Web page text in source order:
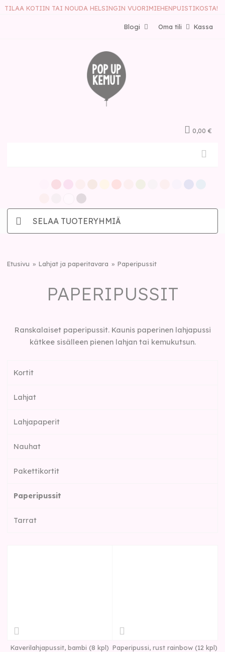
TILAA KOTIIN TAI NOUDA HELSINGIN VUORIMIEHENPUISTIKOSTA!
Kassa
Oma tili
Blogi
0,00 €
SELAA TUOTERYHMIÄ
Etusivu Lahjat ja paperitavara Paperipussit
PAPERIPUSSIT
Ranskalaiset paperipussit. Kaunis paperinen lahjapussi
kätkee sisälleen pienen lahjan tai kemukutsun.
Kortit
Lahjat
Lahjapaperit
Nauhat
Pakettikortit
Paperipussit
Tarrat
Kaverilahjapussit, bambi (8 kpl) Paperipussi, rust rainbow (12 kpl)